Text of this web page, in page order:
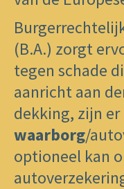
(B.A.) zorgt
tegen schade
aanricht aan
dekking, zijn er
waarborg/
optioneel kan